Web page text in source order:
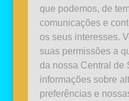
que podemos, de
comunicações e
os seus interesses.
suas permissões a
da nossa Central de
informações sobre
preferências e